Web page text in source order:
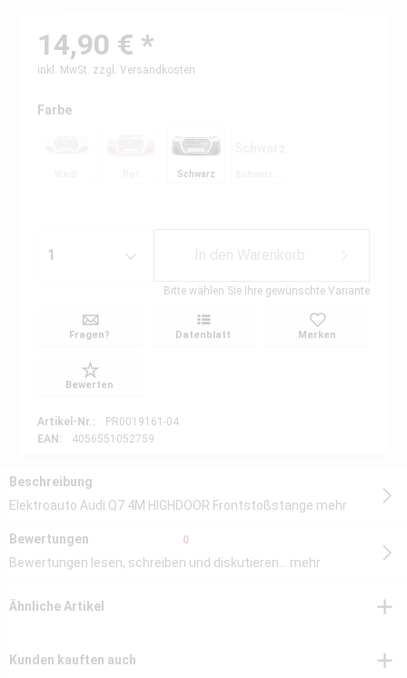
14,90 € *
inkl. MwSt. zzgl. Versandkosten
Farbe
Schwarz
Bitte wählen Sie Ihre gewünschte Variante
Fragen? Datenblatt Merken
Bewerten
Artikel-Nr.:
PR0019161-04
EAN:
4056551052759
Beschreibung
Elektroauto Audi Q7 4M HIGHDOOR Frontstoßstange mehr
Bewertungen 0
Bewertungen lesen, schreiben und diskutieren... mehr
Ähnliche Artikel
Kunden kauften auch